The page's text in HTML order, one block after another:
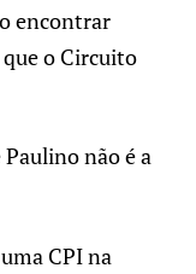
encontrar
o Circuito
não é a
CPI na